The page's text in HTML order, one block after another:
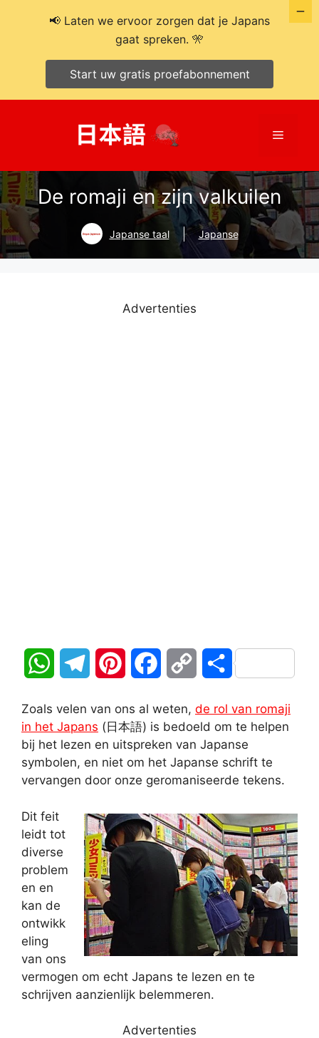
Menu
De romaji en zijn valkuilen
Japanse taal Japanse
Advertenties
W
t
s
A
p
p
l
e
g
r
a
m
n
t
e
r
e
c
e
b
o
o
p
y
L
i
n
k
D
e
n
Zoals velen van ons al weten, de rol van romaji
in het Japans (日本語) is bedoeld om te helpen
bij het lezen en uitspreken van Japanse
symbolen, en niet om het Japanse schrift te
vervangen door onze geromaniseerde tekens.
Dit feit
leidt tot
diverse
problem
en en
kan de
ontwikk
eling
van ons
vermogen om echt Japans te lezen en te
schrijven aanzienlijk belemmeren.
Advertenties
📢 Laten we ervoor zorgen dat je Japans
gaat spreken. 🎌
Start uw gratis proefabonnement